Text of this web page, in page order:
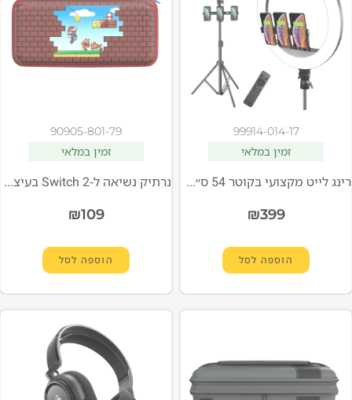
99914-014-17
זמין במלאי
רינג לייט מקצועי בקוטר 54 ס״מ MSSL21 מבית Miracase
₪399
הוספה לסל
90905-801-79
זמין במלאי
נרתיק נשיאה ל-Switch 2 בעיצוב Mario Bricks דגם Playtrek מבית Turtle Beach
₪109
הוספה לסל